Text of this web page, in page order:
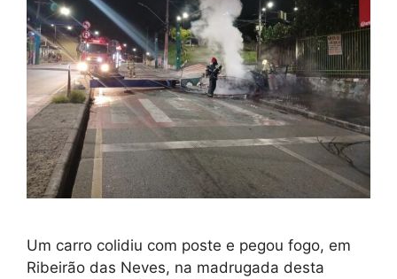
Um carro colidiu com poste e pegou fogo, em
Ribeirão das Neves, na madrugada desta